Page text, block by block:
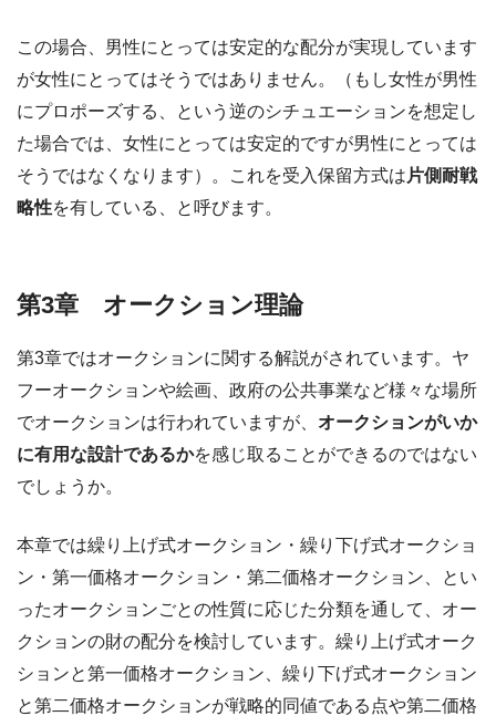
この場合、男性にとっては安定的な配分が実現しています
が女性にとってはそうではありません。（もし女性が男性
にプロポーズする、という逆のシチュエーションを想定し
た場合では、女性にとっては安定的ですが男性にとっては
そうではなくなります）。これを受入保留方式は 片側耐戦
略性を有している、と呼びます。
第3章 オークション理論
第3章ではオークションに関する解説がされています。ヤ
フーオークションや絵画、政府の公共事業など様々な場所
でオークションは行われていますが、 オークションがいか
に有用な設計であるかを感じ取ることができるのではない
でしょうか。
本章では繰り上げ式オークション・繰り下げ式オークショ
ン・第一価格オークション・第二価格オークション、とい
ったオークションごとの性質に応じた分類を通して、オー
クションの財の配分を検討しています。繰り上げ式オーク
ションと第一価格オークション、繰り下げ式オークション
と第二価格オークションが戦略的同値である点や第二価格